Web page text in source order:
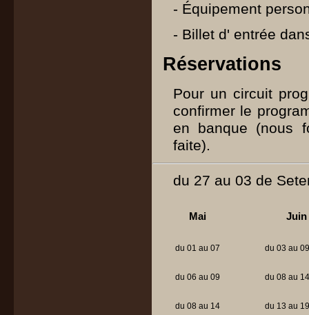
- Équipement
- Billet d' entrée
Réservations
Pour un circuit
confirmer le
en banque (nous
faite).
du 27 au 03 de
Mai Juin
du 01 au 07 du 03 au 09
du 06 au 09 du 08 au 14
du 08 au 14 du 13 au 19